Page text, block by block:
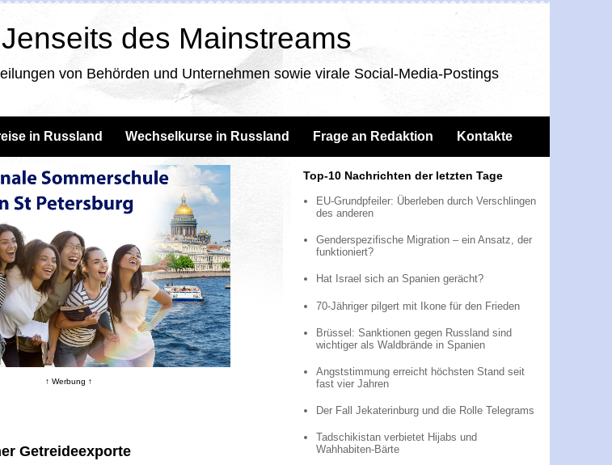
des Mainstreams
von Behörden und Unternehmen sowie virale Social-Media-Postings
in Russland Wechselkurse in Russland Frage an Redaktion Kontakte
↑ Werbung ↑
Getreideexporte
Top-10 Nachrichten der letzten Tage
EU-Grundpfeiler: Überleben durch Verschlingen
des anderen
Genderspezifische Migration – ein Ansatz, der
funktioniert?
Hat Israel sich an Spanien gerächt?
70-Jähriger pilgert mit Ikone für den Frieden
Brüssel: Sanktionen gegen Russland sind
wichtiger als Waldbrände in Spanien
Angststimmung erreicht höchsten Stand seit
fast vier Jahren
Der Fall Jekaterinburg und die Rolle Telegrams
Tadschikistan verbietet Hijabs und
Wahhabiten-Bärte